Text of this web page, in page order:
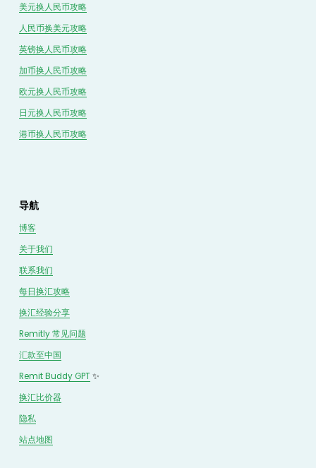
导航
博客
关于我们
联系我们
每日换汇攻略
换汇经验分享
Remitly 常见问题
汇款至中国
Remit Buddy GPT ✨
换汇比价器
隐私
站点地图
美元换人民币攻略
人民币换美元攻略
英镑换人民币攻略
加币换人民币攻略
欧元换人民币攻略
日元换人民币攻略
港币换人民币攻略